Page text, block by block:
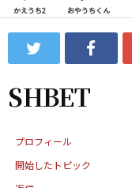
ス
ッ
わ
フ
ォ
ム
かえうち2 おやうちくん
SHBET
プロフィール
開始したトピック